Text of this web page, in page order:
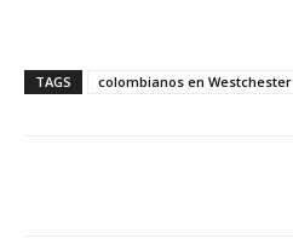
TAGS colombianos en Westchester